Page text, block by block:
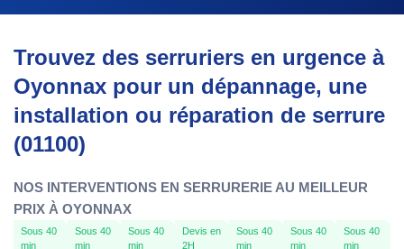
Trouvez des serruriers en urgence à
Oyonnax pour un dépannage, une
installation ou réparation de serrure
(01100)
NOS INTERVENTIONS EN SERRURERIE AU MEILLEUR
PRIX À OYONNAX
Sous 40
min
Sous 40
min
Sous 40
min
Devis en
2H
Sous 40
min
Sous 40
min
Sous 40
min